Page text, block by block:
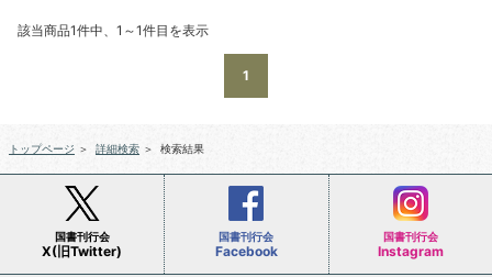
該当商品1件中、1～1件目を表示
1
トップページ ＞ 詳細検索 ＞ 検索結果
国書刊行会
X(旧Twitter)
国書刊行会
Facebook
国書刊行会
Instagram